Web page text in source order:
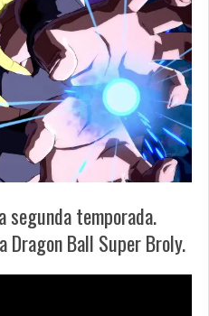
segunda temporada.
Dragon Ball Super Broly.